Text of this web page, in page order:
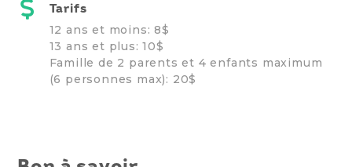
Tarifs
12 ans et moins: 8$
13 ans et plus: 10$
Famille de 2 parents et 4 enfants maximum
(6 personnes max): 20$